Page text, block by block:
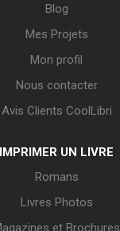
Blog
Mes Projets
Mon profil
Nous contacter
Avis Clients CoolLibri
IMPRIMER UN LIVRE
Romans
Livres Photos
et Brochures